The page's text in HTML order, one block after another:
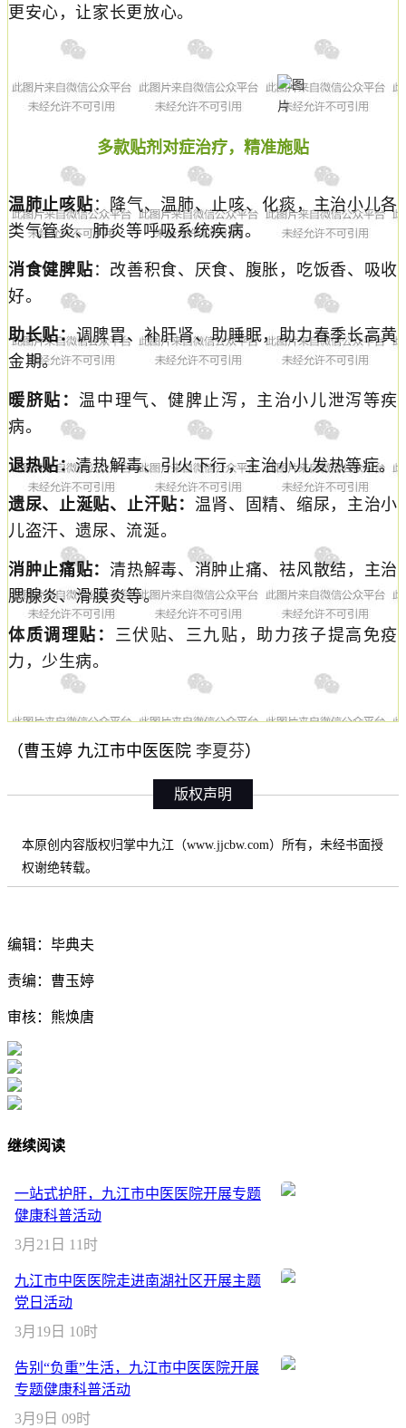
更安心，让家长更放心。
多款贴剂对症治疗，精准施贴
温肺止咳贴：降气、温肺、止咳、化痰，主治小儿各
类气管炎、肺炎等呼吸系统疾病。
消食健脾贴：改善积食、厌食、腹胀，吃饭香、吸收
好。
助长贴：调脾胃、补肝肾、助睡眠，助力春季长高黄
金期。
暖脐贴：温中理气、健脾止泻，主治小儿泄泻等疾
病。
退热贴：清热解毒、引火下行，主治小儿发热等症。
遗尿、止涎贴、止汗贴： 温肾、固精、缩尿，主治小
儿盗汗、遗尿、流涎。
消肿止痛贴：清热解毒、消肿止痛、祛风散结，主治
腮腺炎、滑膜炎等。
体质调理贴：
三伏贴、三九贴，助力孩子提高免疫
力，少生病。
（曹玉婷 九江市中医医院 李夏芬）
版权声明
本原创内容版权归掌中九江（www.jjcbw.com）所有，未经书面授
权谢绝转载。
编辑：毕典夫
责编：曹玉婷
审核：熊焕唐
继续阅读
一站式护肝，九江市中医医院开展专题
健康科普活动
3月21日 11时
九江市中医医院走进南湖社区开展主题
党日活动
3月19日 10时
告别“负重”生活，九江市中医医院开展
专题健康科普活动
3月9日 09时